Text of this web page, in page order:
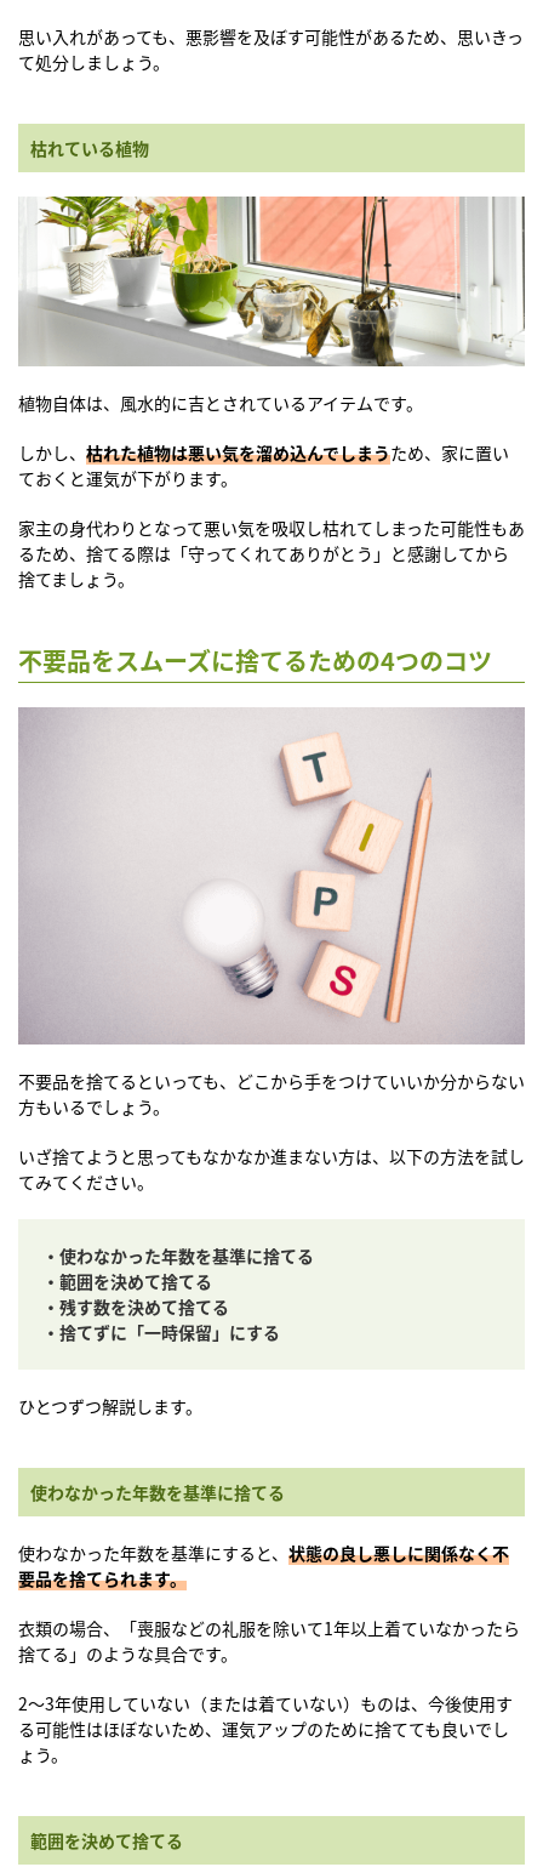
思い入れがあっても、悪影響を及ぼす可能性があるため、思いきっ
て処分しましょう。
枯れている植物
植物自体は、風水的に吉とされているアイテムです。
しかし、 枯れた植物は悪い気を溜め込んでしまうため、家に置い
ておくと運気が下がります。
家主の身代わりとなって悪い気を吸収し枯れてしまった可能性もあ
るため、捨てる際は「守ってくれてありがとう」と感謝してから
捨てましょう。
不要品をスムーズに捨てるための4つのコツ
不要品を捨てるといっても、どこから手をつけていいか分からない
方もいるでしょう。
いざ捨てようと思ってもなかなか進まない方は、以下の方法を試し
てみてください。
・使わなかった年数を基準に捨てる
・範囲を決めて捨てる
・残す数を決めて捨てる
・捨てずに「一時保留」にする
ひとつずつ解説します。
使わなかった年数を基準に捨てる
使わなかった年数を基準にすると、 状態の良し悪しに関係なく不
要品を捨てられます。
衣類の場合、「喪服などの礼服を除いて1年以上着ていなかったら
捨てる」のような具合です。
2〜3年使用していない（または着ていない）ものは、今後使用す
る可能性はほぼないため、運気アップのために捨てても良いでし
ょう。
範囲を決めて捨てる